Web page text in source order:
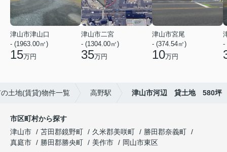
津山市津山口
- (1963.00㎡)
15万円
津山市二宮
- (1304.00㎡)
35万円
津山市宮尾
- (374.54㎡)
10万円
-
土地(賃貸)物件一覧 高野駅 津山市河辺 貸土地 580坪
市区町村から探す
津山市
苫田郡鏡野町 久米郡美咲町
勝田郡奈義町
真庭市
勝田郡勝央町 美作市
岡山市東区